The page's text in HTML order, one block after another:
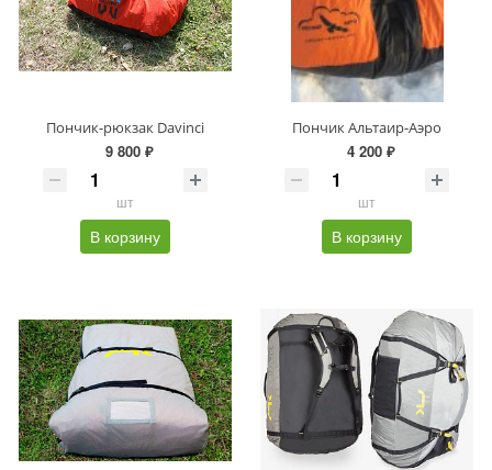
Пончик-рюкзак Davinci
9 800 ₽
шт
В корзину
Пончик Альтаир-Аэро
4 200 ₽
шт
В корзину